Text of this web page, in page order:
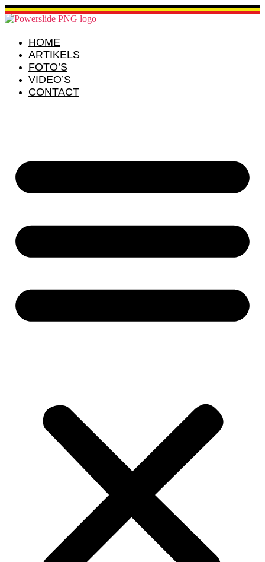
Ga
naar
inhoudHOME
ARTIKELS
FOTO’S
VIDEO’S
CONTACT